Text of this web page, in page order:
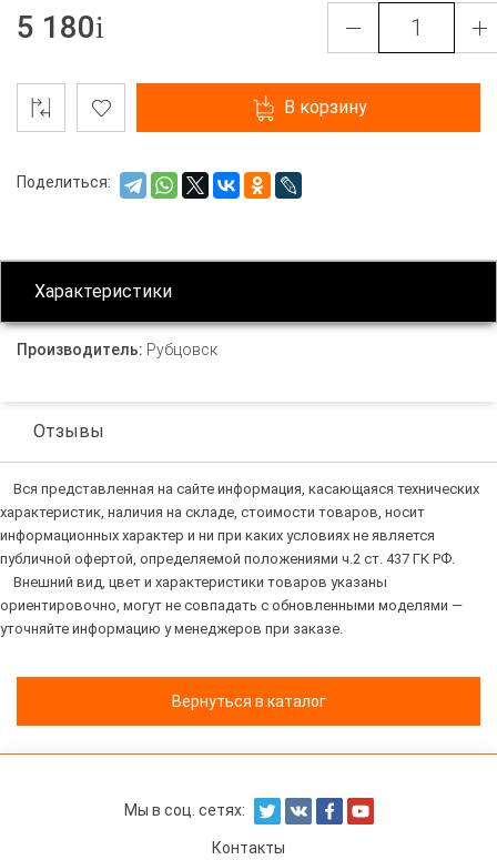
5 180
В корзину
Поделиться:
Характеристики
Производитель: Рубцовск
Отзывы
Вся представленная на сайте информация, касающаяся технических
характеристик, наличия на складе, стоимости товаров, носит
информационных характер и ни при каких условиях не является
публичной офертой, определяемой положениями ч.2 ст. 437 ГК РФ.
Внешний вид, цвет и характеристики товаров указаны
ориентировочно, могут не совпадать с обновленными моделями —
уточняйте информацию у менеджеров при заказе.
Вернуться в каталог
Мы в соц. сетях:
Контакты